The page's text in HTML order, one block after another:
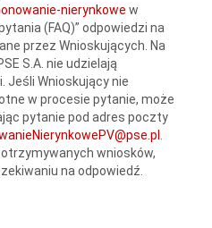
nierynkowe w
(FAQ)” odpowiedzi na
przez Wnioskujących. Na
S.A. nie udzielają
Jeśli Wnioskujący nie
w procesie pytanie, może
pytanie pod adres poczty
wniosków,
na odpowiedź.